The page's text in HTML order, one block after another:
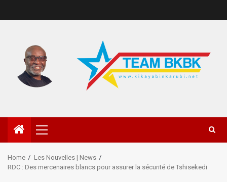
Home
Les Nouvelles | News
RDC : Des mercenaires blancs pour assurer la sécurité de Tshisekedi